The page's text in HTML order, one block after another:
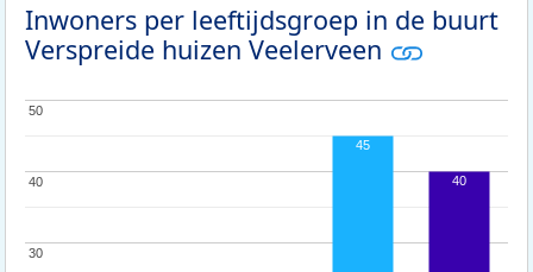
Inwoners per leeftijdsgroep in de buurt
Verspreide huizen Veelerveen
30
30
40
40
50
50
45
40